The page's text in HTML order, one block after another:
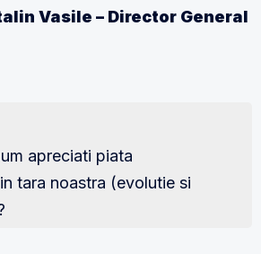
Vasile – Director General
apreciati piata
tara noastra (evolutie si